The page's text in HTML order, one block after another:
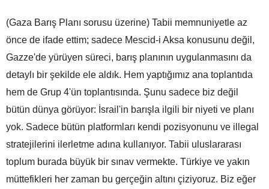
(Gaza Barış Planı sorusu üzerine) Tabii memnuniyetle az
önce de ifade ettim; sadece Mescid-i Aksa konusunu değil,
Gazze'de yürüyen süreci, barış planının uygulanmasını da
detaylı bir şekilde ele aldık. Hem yaptığımız ana toplantıda
hem de Grup 4'ün toplantısında. Şunu sadece biz değil
bütün dünya görüyor: İsrail'in barışla ilgili bir niyeti ve planı
yok. Sadece bütün platformları kendi pozisyonunu ve illegal
stratejilerini ilerletme adına kullanıyor. Tabii uluslararası
toplum burada büyük bir sınav vermekte. Türkiye ve yakın
müttefikleri her zaman bu gerçeğin altını çiziyoruz. Biz eğer